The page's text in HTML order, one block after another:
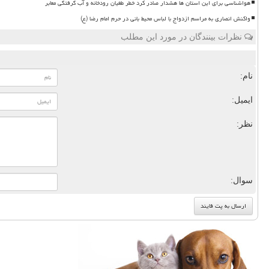
هواشناسی برای این استان ها هشدار صادر کرد خطر طغیان رودخانه و آب گرفتگی معابر
واکنش انصاری به مراسم ازدواج با لباس محیط بانی در حرم امام رضا (ع)
نظرات بینندگان در مورد این مطلب
نام:
ایمیل:
نظر:
سوال: